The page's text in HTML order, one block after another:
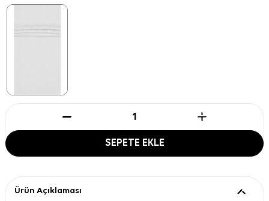
SEPETE EKLE
Ürün Açıklaması